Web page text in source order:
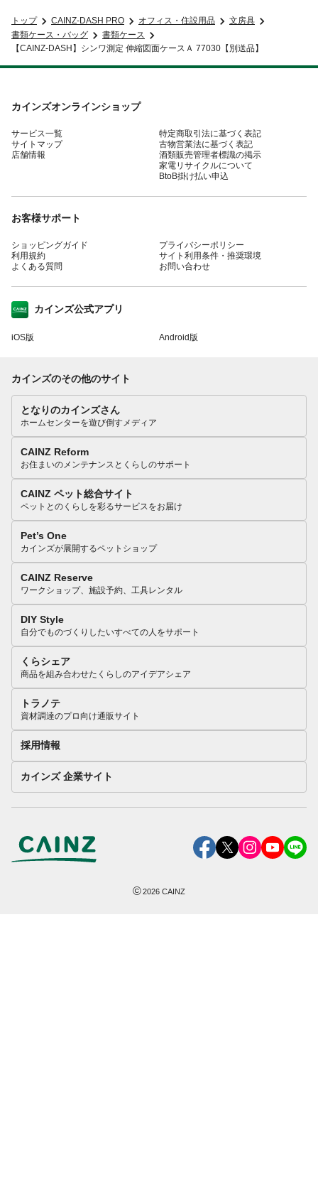
トップ CAINZ-DASH PRO オフィス・住設用品
文房具
書類ケース・バッグ
書類ケース
【CAINZ-DASH】シンワ測定 伸縮図面ケースＡ 77030【別送品】
カインズオンラインショップ
サービス一覧
サイトマップ
店舗情報
特定商取引法に基づく表記
古物営業法に基づく表記
酒類販売管理者標識の掲示
家電リサイクルについて
BtoB掛け払い申込
お客様サポート
ショッピングガイド
利用規約
よくある質問
プライバシーポリシー
サイト利用条件・推奨環境
お問い合わせ
カインズ公式アプリ
iOS版 Android版
カインズのその他のサイト
となりのカインズさん
ホームセンターを遊び倒すメディア
CAINZ Reform
お住まいのメンテナンスとくらしのサポート
CAINZ ペット総合サイト
ペットとのくらしを彩るサービスをお届け
Pet’s One
カインズが展開するペットショップ
CAINZ Reserve
ワークショップ、施設予約、工具レンタル
DIY Style
自分でものづくりしたいすべての人をサポート
くらシェア
商品を組み合わせたくらしのアイデアシェア
トラノテ
資材調達のプロ向け通販サイト
採用情報
カインズ 企業サイト
©2026 CAINZ